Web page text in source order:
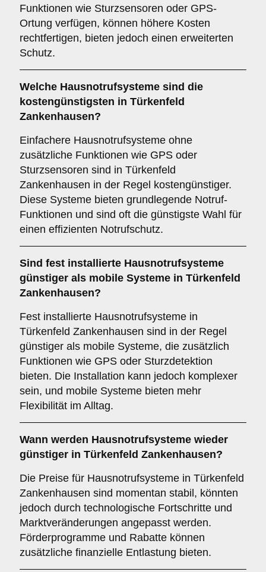
Funktionen wie Sturzsensoren oder GPS-
Ortung verfügen, können höhere Kosten
rechtfertigen, bieten jedoch einen erweiterten
Schutz.
Welche Hausnotrufsysteme sind die
kostengünstigsten in Türkenfeld
Zankenhausen?
Einfachere Hausnotrufsysteme ohne
zusätzliche Funktionen wie GPS oder
Sturzsensoren sind in Türkenfeld
Zankenhausen in der Regel kostengünstiger.
Diese Systeme bieten grundlegende Notruf-
Funktionen und sind oft die günstigste Wahl für
einen effizienten Notrufschutz.
Sind fest installierte Hausnotrufsysteme
günstiger als mobile Systeme in Türkenfeld
Zankenhausen?
Fest installierte Hausnotrufsysteme in
Türkenfeld Zankenhausen sind in der Regel
günstiger als mobile Systeme, die zusätzlich
Funktionen wie GPS oder Sturzdetektion
bieten. Die Installation kann jedoch komplexer
sein, und mobile Systeme bieten mehr
Flexibilität im Alltag.
Wann werden Hausnotrufsysteme wieder
günstiger in Türkenfeld Zankenhausen?
Die Preise für Hausnotrufsysteme in Türkenfeld
Zankenhausen sind momentan stabil, könnten
jedoch durch technologische Fortschritte und
Marktveränderungen angepasst werden.
Förderprogramme und Rabatte können
zusätzliche finanzielle Entlastung bieten.